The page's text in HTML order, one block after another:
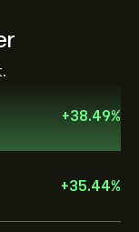
+38.49%
+35.44%